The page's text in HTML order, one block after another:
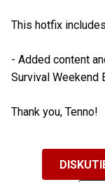
This hotfix
- Added content
Survival Weekend
Thank you, Tenno!